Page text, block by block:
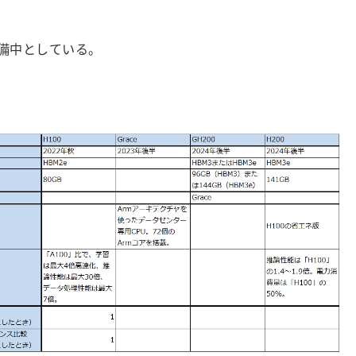
としている。